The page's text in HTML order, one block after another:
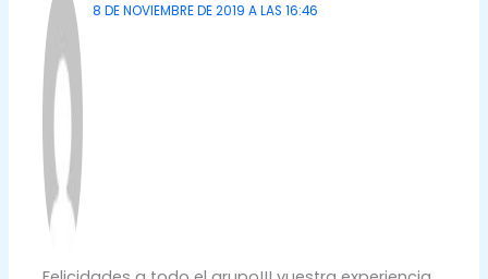
8 DE NOVIEMBRE DE 2019 A LAS 16:46